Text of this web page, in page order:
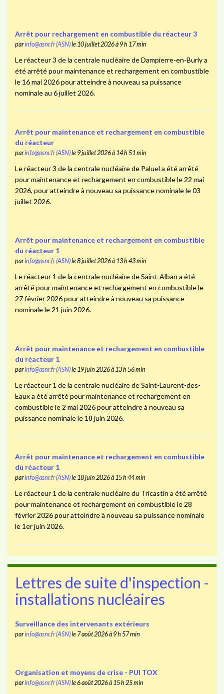
Arrêt pour rechargement en combustible du réacteur 3
parinfo@asnr.fr (ASN)le 10 juillet 2026 à 9 h 17 min
Le réacteur 3 de la centrale nucléaire de Dampierre-en-Burly a
été arrêté pour maintenance et rechargement en combustible
le 16 mai 2026 pour atteindre à nouveau sa puissance
nominale au 6 juillet 2026.
Arrêt pour maintenance et rechargement en combustible
du réacteur
parinfo@asnr.fr (ASN)le 9 juillet 2026 à 14 h 51 min
Le réacteur 3 de la centrale nucléaire de Paluel a été arrêté
pour maintenance et rechargement en combustible le 22 mai
2026, pour atteindre à nouveau sa puissance nominale le 03
juillet 2026.
Arrêt pour maintenance et rechargement en combustible
du réacteur 1
parinfo@asnr.fr (ASN)le 8 juillet 2026 à 13 h 43 min
Le réacteur 1 de la centrale nucléaire de Saint-Alban a été
arrêté pour maintenance et rechargement en combustible le
27 février 2026 pour atteindre à nouveau sa puissance
nominale le 21 juin 2026.
Arrêt pour maintenance et rechargement en combustible
du réacteur 1
parinfo@asnr.fr (ASN)le 19 juin 2026 à 13 h 56 min
Le réacteur 1 de la centrale nucléaire de Saint-Laurent-des-
Eaux a été arrêté pour maintenance et rechargement en
combustible le 2 mai 2026 pour atteindre à nouveau sa
puissance nominale le 18 juin 2026.
Arrêt pour maintenance et rechargement en combustible
du réacteur 1
parinfo@asnr.fr (ASN)le 18 juin 2026 à 15 h 44 min
Le réacteur 1 de la centrale nucléaire du Tricastin a été arrêté
pour maintenance et rechargement en combustible le 28
février 2026 pour atteindre à nouveau sa puissance nominale
le 1er juin 2026.
Lettres de suite d'inspection -
installations nucléaires
Surveillance des intervenants extérieurs
parinfo@asnr.fr (ASN)le 7 août 2026 à 9 h 57 min
Organisation et moyens de crise - PUI TOX
parinfo@asnr.fr (ASN)le 6 août 2026 à 15 h 25 min